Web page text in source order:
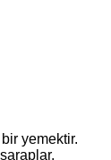
yemektir.